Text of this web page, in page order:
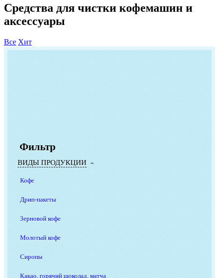
Средства для чистки кофемашин и
аксессуары
Все Хит
Фильтр
ВИДЫ ПРОДУКЦИИ
Кофе
Дрип-пакеты
Зерновой кофе
Молотый кофе
Сиропы
Какао, горячий шоколад, матча